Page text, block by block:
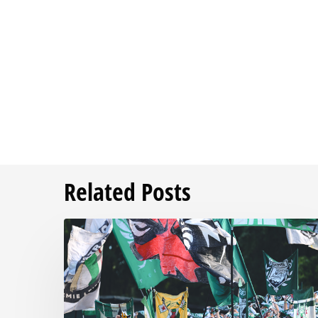
Related Posts
Faninfo
zum
Auswärtsspiel
beim
RSV